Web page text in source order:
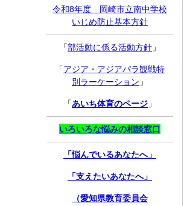
令和8年度 岡崎市立南中学校
いじめ防止基本方針
「部活動に係る活動方針 」
「アジア・アジアパラ観戦特
別ラーケーション 」
「あいち体育のページ 」
いろいろな悩みの相談窓口
「悩んでいるあなたへ」
「支えたいあなたへ」
（愛知県教育委員会